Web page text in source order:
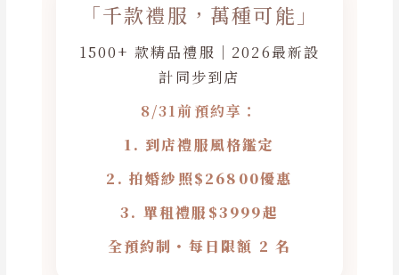
「千款禮服，萬種可能」
1500+ 款精品禮服｜2026最新設
計同步到店
8/31前預約享：
1. 到店禮服風格鑑定
2. 拍婚紗照$26800優惠
3. 單租禮服$3999起
全預約制・每日限額 2 名